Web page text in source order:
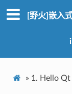
[野火]嵌入
» 1. Hello Qt